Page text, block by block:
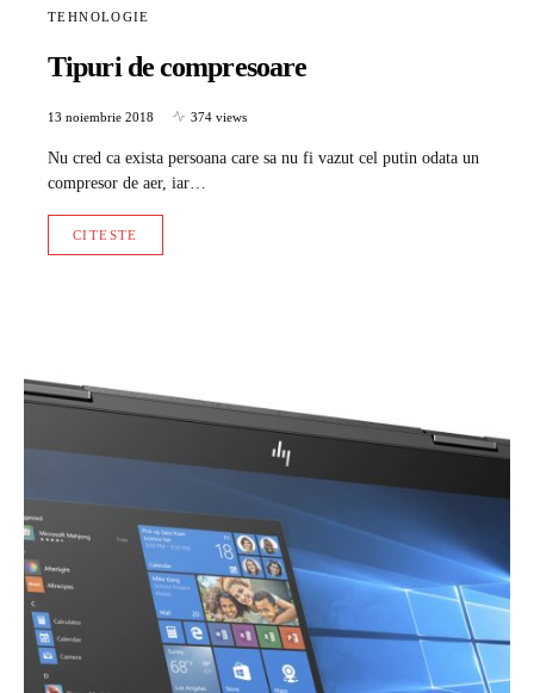
TEHNOLOGIE
Tipuri de compresoare
13 noiembrie 2018 374 views
Nu cred ca exista persoana care sa nu fi vazut cel putin odata un
compresor de aer, iar…
CITESTE